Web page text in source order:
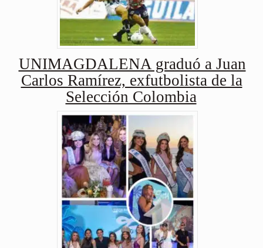
UNIMAGDALENA graduó a Juan
Carlos Ramírez, exfutbolista de la
Selección Colombia